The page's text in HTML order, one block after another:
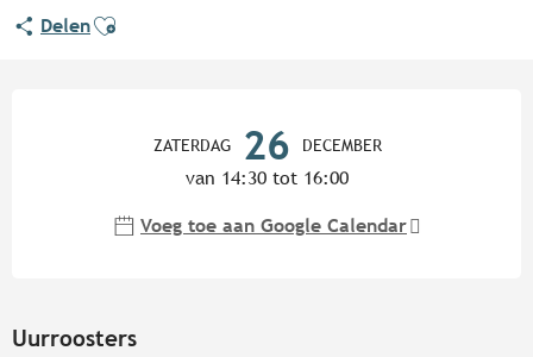
DelenAjouter aux favoris
ZATERDAG 26 DECEMBER
van 14:30 tot 16:00
Voeg toe aan Google Calendar
Uurroosters